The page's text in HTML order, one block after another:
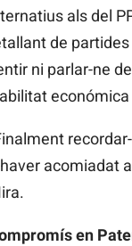
als del
de
ni parlar-ne
económica
acomiadat
en